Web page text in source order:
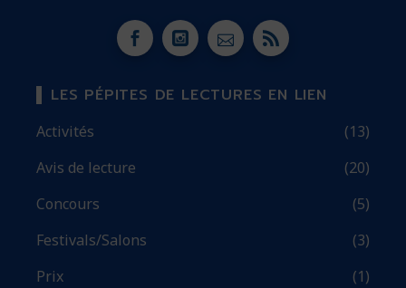
LES PÉPITES DE LECTURES EN LIEN
Activités
(13)
Avis de lecture
(20)
Concours
(5)
Festivals/Salons
(3)
Prix
(1)